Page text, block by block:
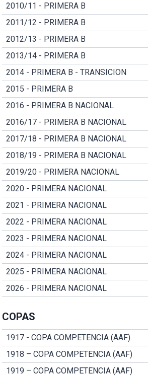
2010/11 - PRIMERA B
2011/12 - PRIMERA B
2012/13 - PRIMERA B
2013/14 - PRIMERA B
2014 - PRIMERA B - TRANSICION
2015 - PRIMERA B
2016 - PRIMERA B NACIONAL
2016/17 - PRIMERA B NACIONAL
2017/18 - PRIMERA B NACIONAL
2018/19 - PRIMERA B NACIONAL
2019/20 - PRIMERA NACIONAL
2020 - PRIMERA NACIONAL
2021 - PRIMERA NACIONAL
2022 - PRIMERA NACIONAL
2023 - PRIMERA NACIONAL
2024 - PRIMERA NACIONAL
2025 - PRIMERA NACIONAL
2026 - PRIMERA NACIONAL
COPAS
1917 - COPA COMPETENCIA (AAF)
1918 – COPA COMPETENCIA (AAF)
1919 – COPA COMPETENCIA (AAF)